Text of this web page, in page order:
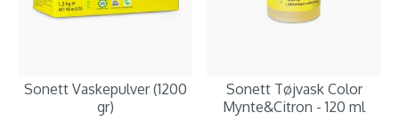
Sonett Vaskepulver (1200
gr)
Sonett Tøjvask Color
Mynte&Citron - 120 ml